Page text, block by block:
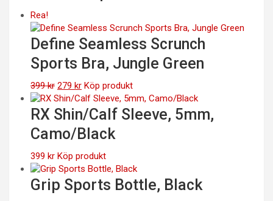
Rea!
Define Seamless Scrunch
Sports Bra, Jungle Green
399kr Det
ursprungliga
priset
var:
399 kr.
279 krDet
nuvarande
priset
är:
279 kr.
Köp produkt
RX Shin/Calf Sleeve, 5mm,
Camo/Black
399 kr Köp produkt
Grip Sports Bottle, Black